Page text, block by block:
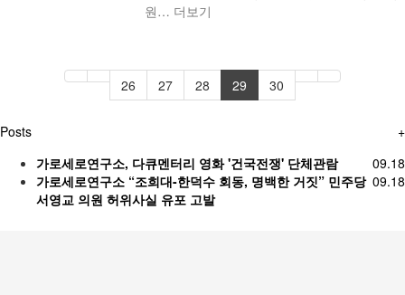
원… 더보기
26 27 28 29 30
+
Posts
09.18
가로세로연구소, 다큐멘터리 영화 '건국전쟁' 단체관람
09.18
가로세로연구소 “조희대-한덕수 회동, 명백한 거짓” 민주당
서영교 의원 허위사실 유포 고발